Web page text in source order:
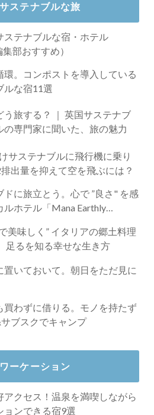
ステナブルな旅
ステナブルな宿・ホテル
集部おすすめ）
環。コンポストを導入している
ルな宿11選
｜ 英国サステナブ
の専門家に聞いた、旅の魅力
サステナブルに飛行機に乗り
出量を抑えて空を飛ぶには？
ドに旅立とう。心で ”良さ" を感
ルホテル「Mana Earthly
美味しく” イタリアの郷土料理
足るを知る幸せな生き方
置いておいて。朝日をただ見に
買わずに借りる。モノを持たず
ブスクでキャンプ
ーケーション
アクセス！温泉を満喫しながら
ョンできる宿9選